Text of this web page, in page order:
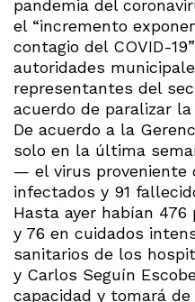
pandemia del
el “incremento
contagio del COVID-
autoridades
representantes del
acuerdo de paralizar la
De acuerdo a la
solo en la última
— el virus proveniente
infectados y 91
Hasta ayer habían
y 76 en cuidados
sanitarios de los
y Carlos Seguín
capacidad y tomará